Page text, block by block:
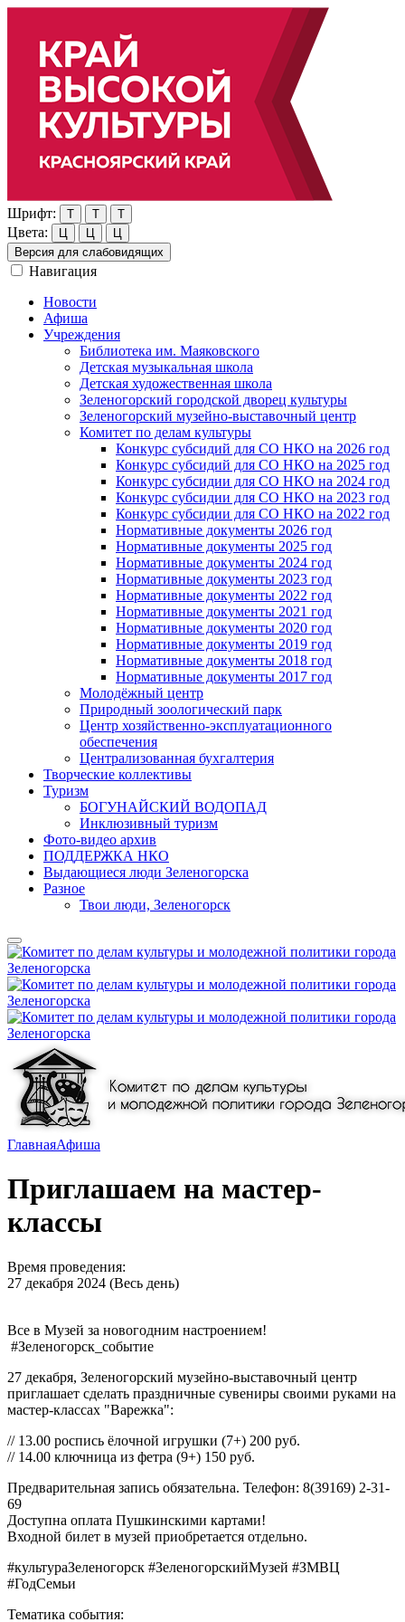
Шрифт: Т Т Т
Цвета: Ц Ц
Ц
Версия для слабовидящих
Навигация
Новости
Афиша
Учреждения
Библиотека им. Маяковского
Детская музыкальная школа
Детская художественная школа
Зеленогорский городской дворец культуры
Зеленогорский музейно-выставочный центр
Комитет по делам культуры
Конкурс субсидий для СО НКО на 2026 год
Конкурс субсидий для СО НКО на 2025 год
Конкурс субсидии для СО НКО на 2024 год
Конкурс субсидии для СО НКО на 2023 год
Конкурс субсидии для СО НКО на 2022 год
Нормативные документы 2026 год
Нормативные документы 2025 год
Нормативные документы 2024 год
Нормативные документы 2023 год
Нормативные документы 2022 год
Нормативные документы 2021 год
Нормативные документы 2020 год
Нормативные документы 2019 год
Нормативные документы 2018 год
Нормативные документы 2017 год
Молодёжный центр
Природный зоологический парк
Центр хозяйственно-эксплуатационного
обеспечения
Централизованная бухгалтерия
Творческие коллективы
Туризм
БОГУНАЙСКИЙ ВОДОПАД
Инклюзивный туризм
Фото-видео архив
ПОДДЕРЖКА НКО
Выдающиеся люди Зеленогорска
Разное
Твои люди, Зеленогорск
ГлавнаяАфиша
Приглашаем на мастер-
классы
Время проведения:
27 декабря 2024 (Весь день)
Все в Музей за новогодним настроением!
#Зеленогорск_событие
27 декабря, Зеленогорский музейно-выставочный центр
приглашает сделать праздничные сувениры своими руками на
мастер-классах "Варежка":
// 13.00 роспись ёлочной игрушки (7+) 200 руб.
// 14.00 ключница из фетра (9+) 150 руб.
Предварительная запись обязательна. Телефон: 8(39169) 2-31-
69
Доступна оплата Пушкинскими картами!
Входной билет в музей приобретается отдельно.
#культураЗеленогорск #ЗеленогорскийМузей #ЗМВЦ
#ГодСемьи
Тематика события: